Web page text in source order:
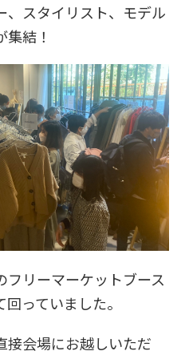
、スタイリスト、モデル
結！
リーマーケットブース
っていました。
接会場にお越しいただ